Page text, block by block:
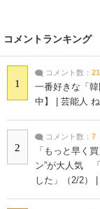
コメントランキング
1
コメント数： 21
一番好きな「
中】 | 芸能人
2
コメント数： 7
「もっと早く
ン”が大人気
した」（2/2）